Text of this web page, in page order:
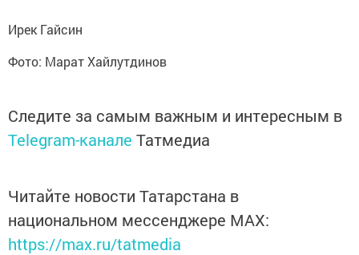
Ирек Гайсин
Фото: Марат Хайлутдинов
Следите за самым важным и интересным в
Telegram-канале Татмедиа
Читайте новости Татарстана в
национальном мессенджере MАХ:
https://max.ru/tatmedia